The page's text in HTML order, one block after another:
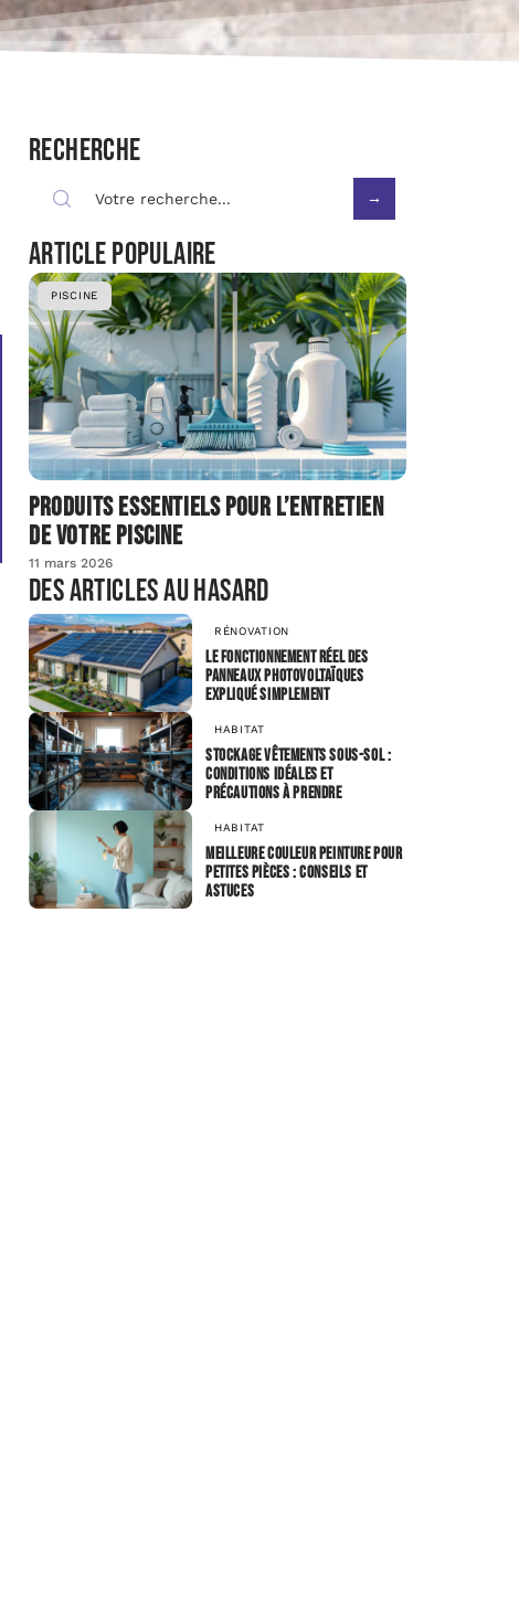
Recherche
Article populaire
PISCINE
Produits essentiels pour l’entretien
de votre piscine
11 mars 2026
Des articles au hasard
RÉNOVATION
Le fonctionnement réel des
panneaux photovoltaïques
expliqué simplement
HABITAT
Stockage vêtements sous-sol :
conditions idéales et
précautions à prendre
HABITAT
Meilleure couleur peinture pour
petites pièces : conseils et
astuces